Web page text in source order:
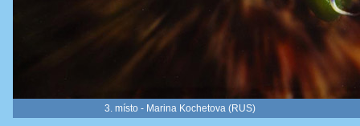
3. místo - Marina Kochetova (RUS)